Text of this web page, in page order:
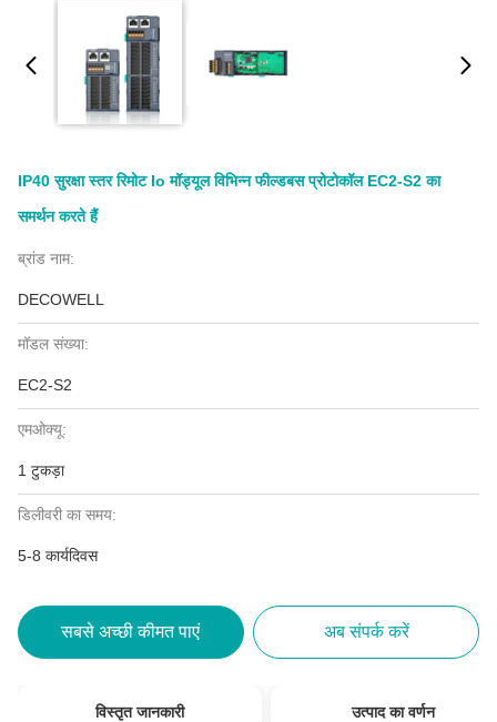
IP40 सुरक्षा स्तर रिमोट Io मॉड्यूल विभिन्न फील्डबस प्रोटोकॉल EC2-S2 का
समर्थन करते हैं
ब्रांड नाम:
DECOWELL
मॉडल संख्या:
EC2-S2
एमओक्यू:
1 टुकड़ा
डिलीवरी का समय:
5-8 कार्यदिवस
सबसे अच्छी कीमत पाएं अब संपर्क करें
विस्तृत जानकारी उत्पाद का वर्णन